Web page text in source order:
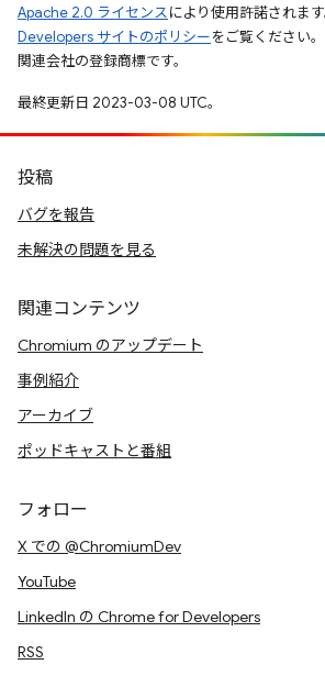
Apache 2.0 ライセンスにより使用許諾されます
Developers サイトのポリシーをご覧ください
関連会社の登録商標です。
最終更新日 2023-03-08 UTC。
投稿
バグを報告
未解決の問題を見る
関連コンテンツ
Chromium のアップデート
事例紹介
アーカイブ
ポッドキャストと番組
フォロー
X での @ChromiumDev
YouTube
LinkedIn の Chrome for Developers
RSS